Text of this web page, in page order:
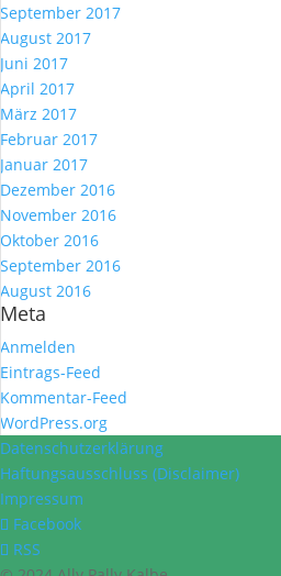
September 2017
August 2017
Juni 2017
April 2017
März 2017
Februar 2017
Januar 2017
Dezember 2016
November 2016
Oktober 2016
September 2016
August 2016
Meta
Anmelden
Eintrags-Feed
Kommentar-Feed
WordPress.org
Datenschutzerklärung
Haftungsausschluss (Disclaimer)
Impressum
Facebook
RSS